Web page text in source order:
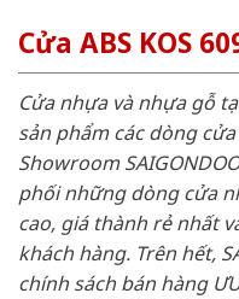
Cửa ABS KOS
Cửa nhựa và nhựa gỗ
sản phẩm các dòng
Showroom
phối những dòng cửa
cao, giá thành rẻ nhất
khách hàng. Trên hết,
chính sách bán hàng